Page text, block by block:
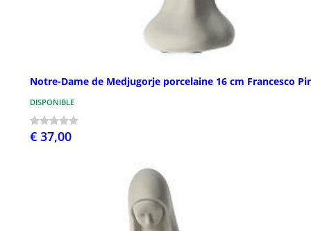
Notre-Dame de Medjugorje porcelaine 16 cm Francesco
DISPONIBLE
€ 37,00